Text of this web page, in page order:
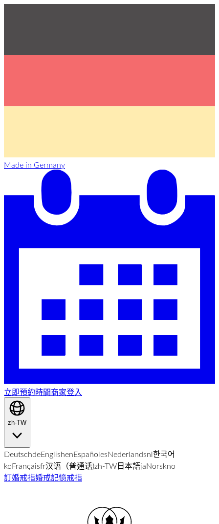
Made in Germany
立即預約時間商家登入
zh-TW
DeutschdeEnglishenEspañolesNederlandsnl한국어
koFrançaisfr汉语（普通话)zh-TW日本語jaNorskno
訂婚戒指婚戒記憶戒指